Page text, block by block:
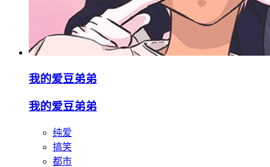
我的爱豆弟弟
我的爱豆弟弟
纯爱
搞笑
都市